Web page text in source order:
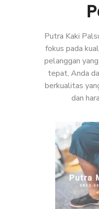
Putra Kaki
fokus pada
pelanggan
tepat, Anda
berkualitas
dan